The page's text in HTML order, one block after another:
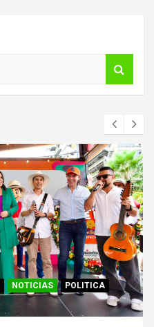
NOTICIAS
POLITICA